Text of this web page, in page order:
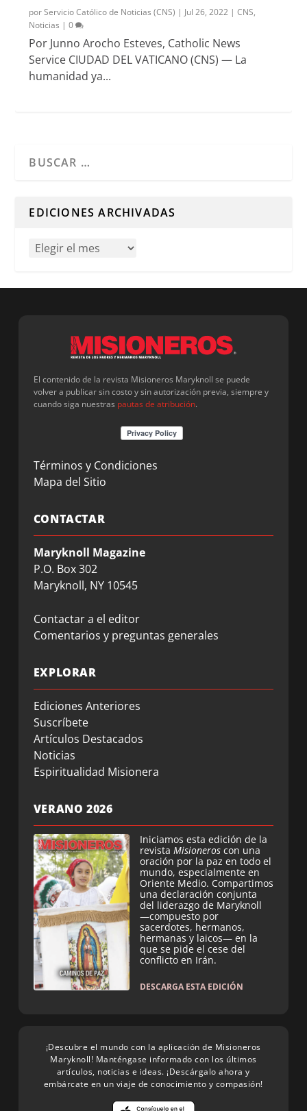
porServicio Católico de Noticias (CNS) | Jul 26, 2022 |CNS,
Noticias |0
Por Junno Arocho Esteves, Catholic News
Service CIUDAD DEL VATICANO (CNS) — La
humanidad ya...
EDICIONES ARCHIVADAS
El contenido de la revista Misioneros Maryknoll se puede
volver a publicar sin costo y sin autorización previa, siempre y
cuando siga nuestras pautas de atribución.
Términos y Condiciones
Mapa del Sitio
CONTACTAR
Maryknoll Magazine
P.O. Box 302
Maryknoll, NY 10545
Contactar a el editor
Comentarios y preguntas generales
EXPLORAR
Ediciones Anteriores
Suscríbete
Artículos Destacados
Noticias
Espiritualidad Misionera
VERANO 2026
Iniciamos esta edición de la
revista Misioneros con una
oración por la paz en todo el
mundo, especialmente en
Oriente Medio. Compartimos
una declaración conjunta
del liderazgo de Maryknoll
—compuesto por
sacerdotes, hermanos,
hermanas y laicos— en la
que se pide el cese del
conflicto en Irán.
DESCARGA ESTA EDICIÓN
¡Descubre el mundo con la aplicación de Misioneros
Maryknoll! Manténgase informado con los últimos
artículos, noticias e ideas. ¡Descárgalo ahora y
embárcate en un viaje de conocimiento y compasión!